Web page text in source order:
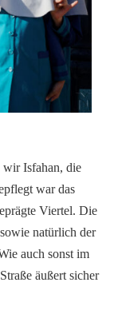
wir Isfahan, die
war das
Viertel. Die
natürlich der
auch sonst im
äußert sicher